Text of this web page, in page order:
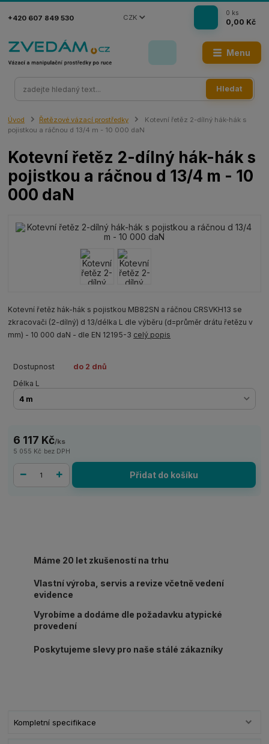
Menu
CZK
Hledat
+420 607 849 530
0 ks
0,00 Kč
Úvod Řetězové vázací prostředky
Kotevní řetěz 2-dílný hák-hák s
pojistkou a ráčnou d 13/4 m - 10 000 daN
Kotevní řetěz 2-dílný hák-hák s
pojistkou a ráčnou d 13/4 m - 10
000 daN
Kotevní řetěz hák-hák s pojistkou MB82SN a ráčnou CRSVKH13 se
zkracovači (2-dílný) d 13/délka L dle výběru (d=průměr drátu řetězu v
mm) - 10 000 daN - dle EN 12195-3 celý popis
Dostupnost
do 2 dnů
Délka L
6 117 Kč/ks
5 055 Kč bez DPH
Přidat do košíku
Máme 20 let zkušeností na trhu
Vlastní výroba, servis a revize včetně vedení
evidence
Vyrobíme a dodáme dle požadavku atypické
provedení
Poskytujeme slevy pro naše stálé zákazníky
Kompletní specifikace